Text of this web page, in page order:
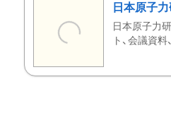
日本原子
日本原子力
ト、会議資